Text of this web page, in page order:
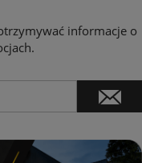
informacje o